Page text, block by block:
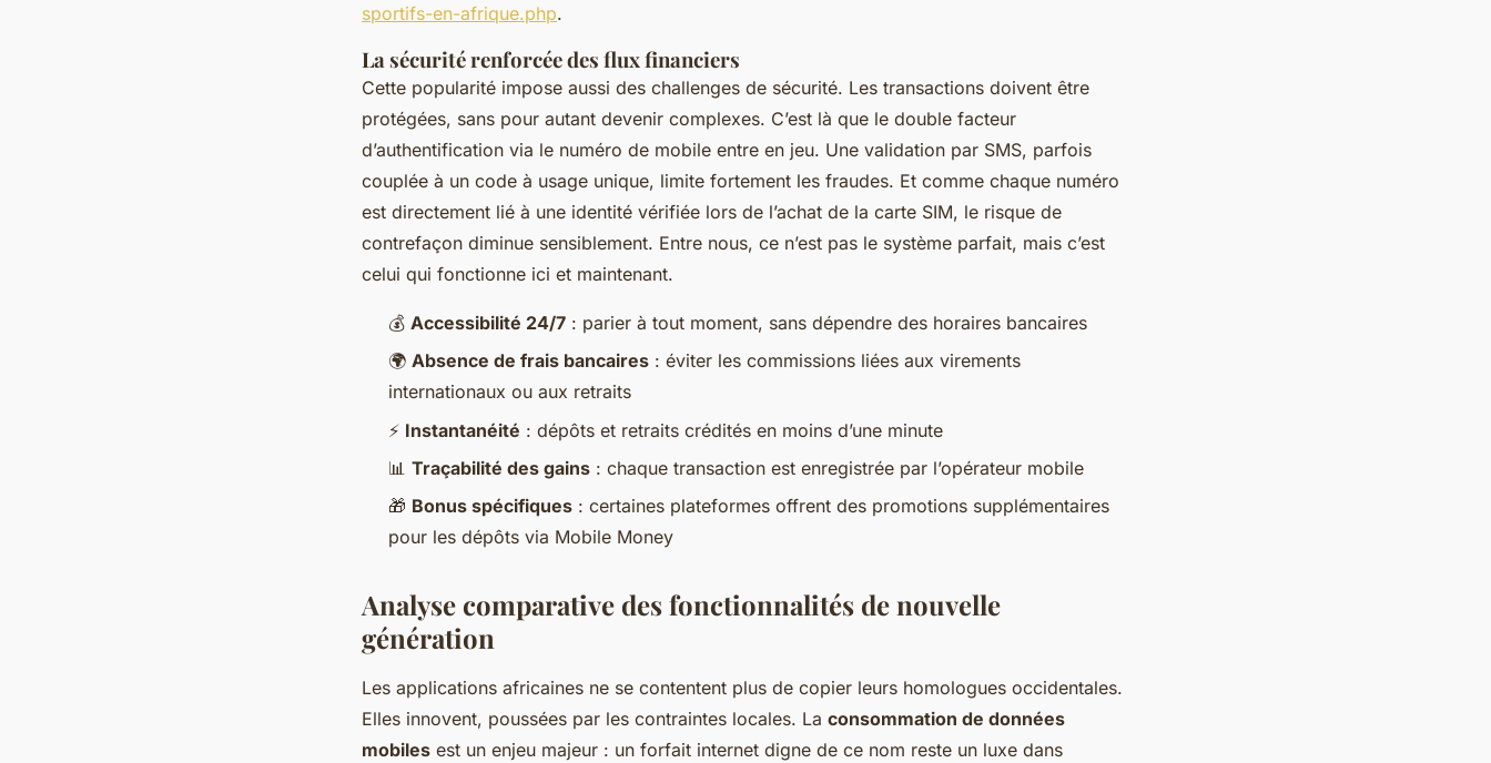
sportifs-en-afrique.php.
La sécurité renforcée des flux financiers
Cette popularité impose aussi des challenges de sécurité. Les transactions doivent être
protégées, sans pour autant devenir complexes. C’est là que le double facteur
d’authentification via le numéro de mobile entre en jeu. Une validation par SMS, parfois
couplée à un code à usage unique, limite fortement les fraudes. Et comme chaque numéro
est directement lié à une identité vérifiée lors de l’achat de la carte SIM, le risque de
contrefaçon diminue sensiblement. Entre nous, ce n’est pas le système parfait, mais c’est
celui qui fonctionne ici et maintenant.
💰 Accessibilité 24/7 : parier à tout moment, sans dépendre des horaires bancaires
🌍 Absence de frais bancaires : éviter les commissions liées aux virements
internationaux ou aux retraits
⚡ Instantanéité : dépôts et retraits crédités en moins d’une minute
📊 Traçabilité des gains : chaque transaction est enregistrée par l’opérateur mobile
🎁 Bonus spécifiques : certaines plateformes offrent des promotions supplémentaires
pour les dépôts via Mobile Money
Analyse comparative des fonctionnalités de nouvelle
génération
Les applications africaines ne se contentent plus de copier leurs homologues occidentales.
Elles innovent, poussées par les contraintes locales. La consommation de données
mobiles est un enjeu majeur : un forfait internet digne de ce nom reste un luxe dans